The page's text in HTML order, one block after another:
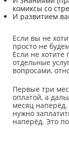
комиксы со
И развитием
Если вы не
просто не
Если не
отдельные
вопросами,
Первые три
оплатой, а
месяц наперёд.
нужно
наперёд. Это